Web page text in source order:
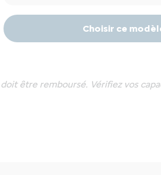
Choisir ce
être remboursé. Vérifiez vos